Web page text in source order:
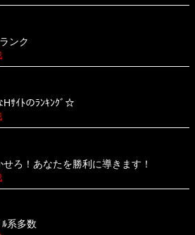
ンク
Hｻｲﾄのﾗﾝｷﾝｸﾞ☆
ろ！あなたを勝利に導きます！
ﾙ系多数